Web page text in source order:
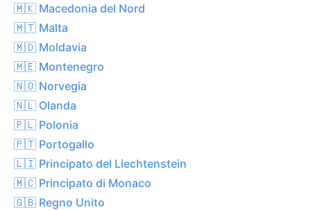
🇲🇰 Macedonia del Nord
🇲🇹 Malta
🇲🇩 Moldavia
🇲🇪 Montenegro
🇳🇴 Norvegia
🇳🇱 Olanda
🇵🇱 Polonia
🇵🇹 Portogallo
🇱🇮 Principato del Liechtenstein
🇲🇨 Principato di Monaco
🇬🇧 Regno Unito